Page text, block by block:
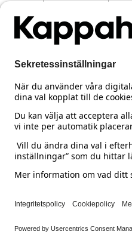
Sweden
Cookies